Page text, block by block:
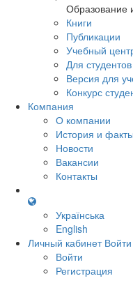
Образование
Книги
Публикации
Учебный
Для
Версия для
Конкурс
Компания
О компании
История и факты
Новости
Вакансии
Контакты
Українська
English
Личный кабинет Войти
Войти
Регистрация